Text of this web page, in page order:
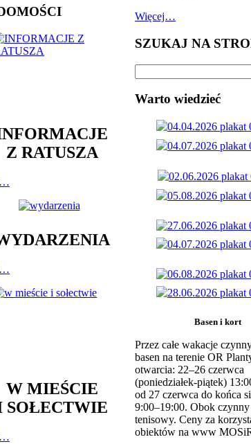
Z RATUSZA
W MIEŚCIE
SOŁECTWIE
Więcej…
SZUKAJ NA
Warto wiedzieć
Basen i kort
Przez całe wakacje
basen na terenie OR
otwarcia: 22–26 czerwca
(poniedziałek-piątek)
od 27 czerwca do końca
9:00–19:00. Obok
tenisowy. Ceny za
obiektów na www